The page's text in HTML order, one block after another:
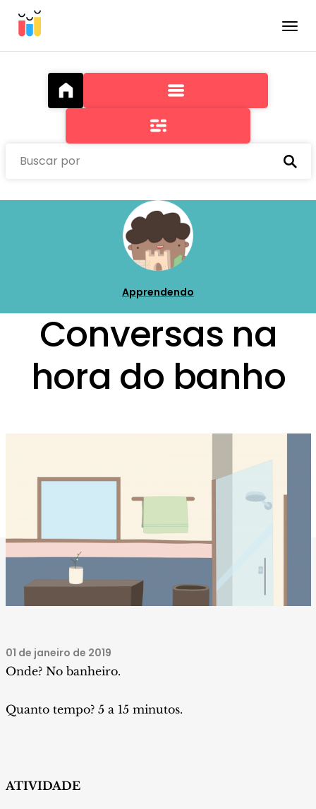
Buscar por
Apprendendo
Conversas na
hora do banho
01 de janeiro de 2019
Onde? No banheiro.
Quanto tempo? 5 a 15 minutos.
ATIVIDADE